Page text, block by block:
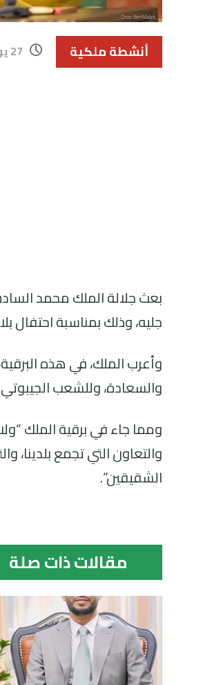
أنشطة ملكية 27 يونيو، 2026
بعث جلالة الملك محمد
جليه، وذلك بمناسبة احتفال
وأعرب الملك، في هذه
والسعادة، وللشعب الجيبوتي
ومما جاء في برقية الملك
والتعاون التي تجمع بلدينا،
الشقيقين”.
مقالات ذات صلة